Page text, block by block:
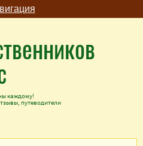
каждому!
путеводители